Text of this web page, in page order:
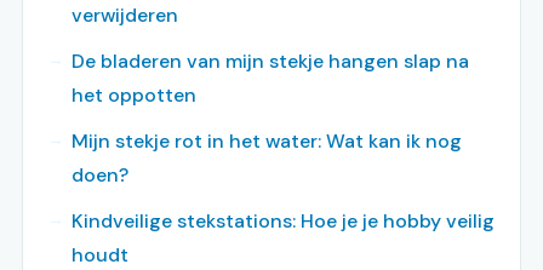
verwijderen
De bladeren van mijn stekje hangen slap na
het oppotten
Mijn stekje rot in het water: Wat kan ik nog
doen?
Kindveilige stekstations: Hoe je je hobby veilig
houdt